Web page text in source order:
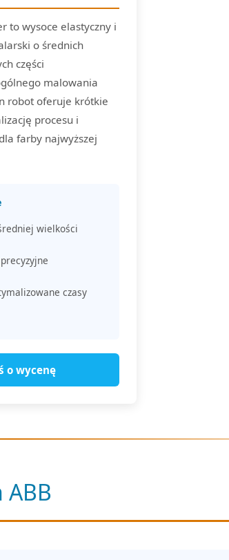
to wysoce elastyczny i
o średnich
części
malowania
robot oferuje krótkie
procesu i
farby najwyższej
wielkości
czasy
o wycenę